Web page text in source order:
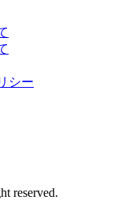
シー
reserved.